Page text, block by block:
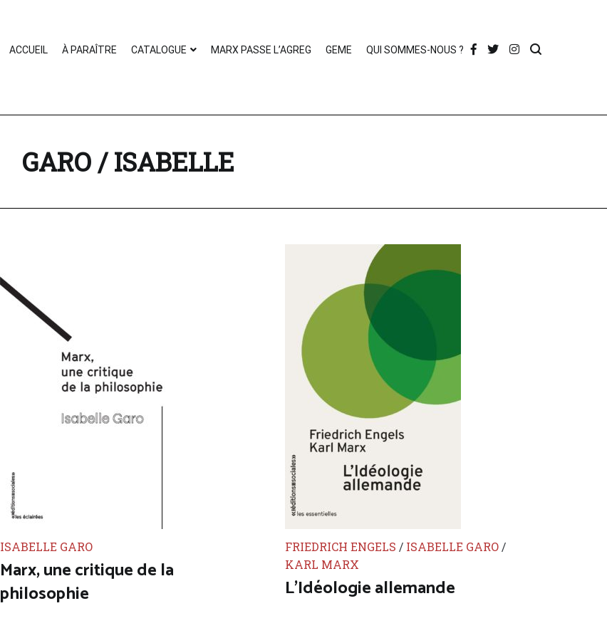
ACCUEIL À PARAÎTRE CATALOGUE MARX PASSE L’AGREG GEME QUI SOMMES-NOUS ?
AUTEUR :
GARO / ISABELLE
ISABELLE GARO
Marx, une critique de la
philosophie
FRIEDRICH ENGELS / ISABELLE GARO /
KARL MARX
L’Idéologie allemande